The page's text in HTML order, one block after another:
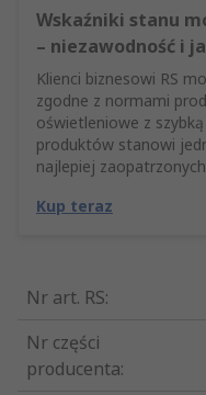
Wskaźniki stanu
– niezawodność i
Klienci biznesowi RS
zgodne z normami
oświetleniowe z
produktów stanowi
najlepiej
Kup teraz
Nr art. RS:
Nr części
producenta: